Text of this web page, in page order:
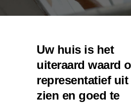
Uw huis is het
uiteraard waard
representatief uit
zien en goed te